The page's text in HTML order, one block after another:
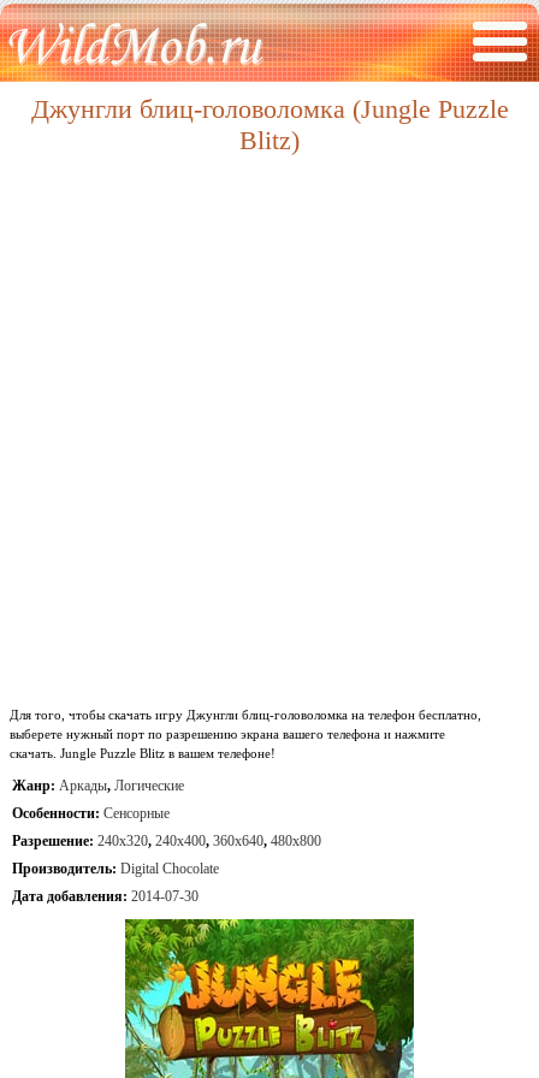
Джунгли блиц-головоломка (Jungle Puzzle
Blitz)
Для того, чтобы скачать игру Джунгли блиц-головоломка на телефон бесплатно,
выберете нужный порт по разрешению экрана вашего телефона и нажмите
скачать. Jungle Puzzle Blitz в вашем телефоне!
Жанр: Аркады, Логические
Особенности: Сенсорные
Разрешение: 240x320, 240x400, 360x640, 480x800
Производитель: Digital Chocolate
Дата добавления: 2014-07-30